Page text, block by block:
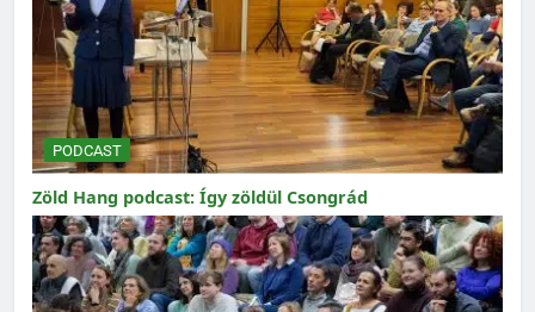
PODCAST
Zöld Hang podcast: Így zöldül Csongrád